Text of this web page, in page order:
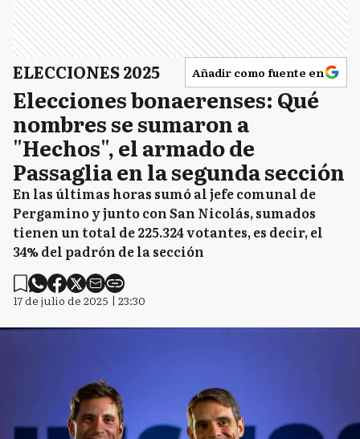
ELECCIONES 2025 Añadir como fuente en
Elecciones bonaerenses: Qué
nombres se sumaron a
"Hechos", el armado de
Passaglia en la segunda sección
En las últimas horas sumó al jefe comunal de
Pergamino y junto con San Nicolás, sumados
tienen un total de 225.324 votantes, es decir, el
34% del padrón de la sección
17 de julio de 2025 | 23:30